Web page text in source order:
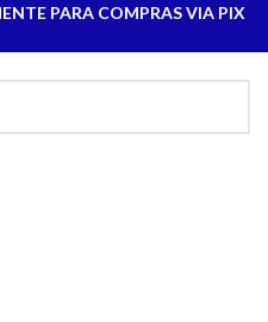
PARA COMPRAS VIA PIX